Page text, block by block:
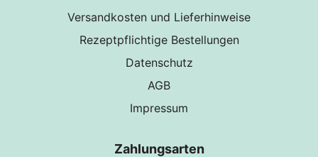
Versandkosten und Lieferhinweise
Rezeptpflichtige Bestellungen
Datenschutz
AGB
Impressum
Zahlungsarten